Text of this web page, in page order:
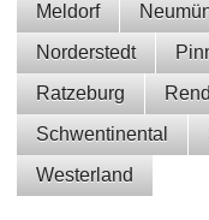
Meldorf
Norderstedt
Ratzeburg
Schwentinental
Westerland